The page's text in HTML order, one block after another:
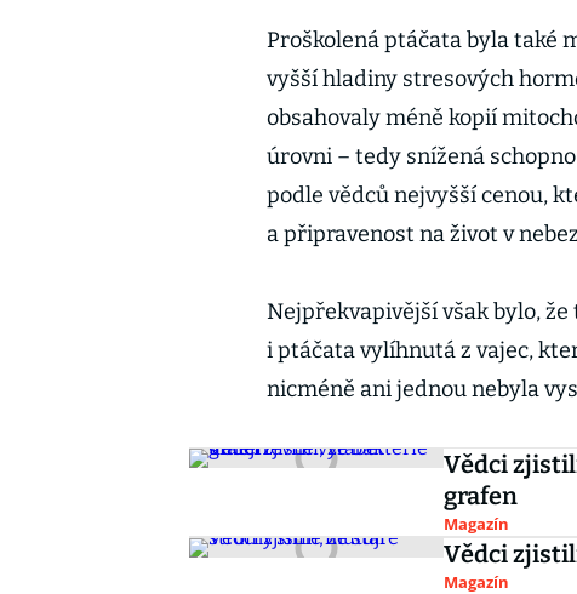
Proškolená ptáčata byla také
vyšší hladiny stresových
obsahovaly méně kopií
úrovni – tedy snížená
podle vědců nejvyšší cenou,
a připravenost na život v
Nejpřekvapivější však bylo,
i ptáčata vylíhnutá z vajec,
nicméně ani jednou nebyla
Vědci
grafen
Magazín
Vědci
Magazín